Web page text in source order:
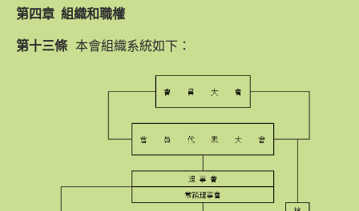
第四章 組織和職權
第十三條 本會組織系統如下：